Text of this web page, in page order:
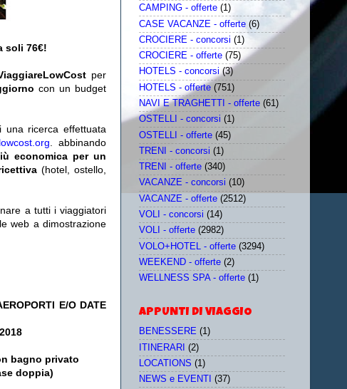
soli 76€!
per
con un budget
ricerca effettuata
. abbinando
economica per un
(hotel, ostello,
a tutti i viaggiatori
web a dimostrazione
E/O DATE
bagno privato
doppia)
CAMPING - offerte (1)
CASE VACANZE - offerte (6)
CROCIERE - concorsi (1)
CROCIERE - offerte (75)
HOTELS - concorsi (3)
HOTELS - offerte (751)
NAVI E TRAGHETTI - offerte (61)
OSTELLI - concorsi (1)
OSTELLI - offerte (45)
TRENI - concorsi (1)
TRENI - offerte (340)
VACANZE - concorsi (10)
VACANZE - offerte (2512)
VOLI - concorsi (14)
VOLI - offerte (2982)
VOLO+HOTEL - offerte (3294)
WEEKEND - offerte (2)
WELLNESS SPA - offerte (1)
APPUNTI DI VIAGGIO
BENESSERE (1)
ITINERARI (2)
LOCATIONS (1)
NEWS e EVENTI
(37)